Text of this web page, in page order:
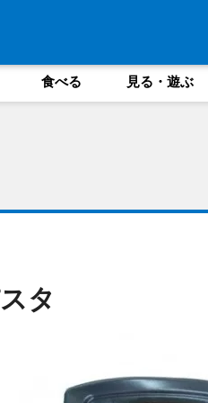
食べる 見る・遊ぶ
タ